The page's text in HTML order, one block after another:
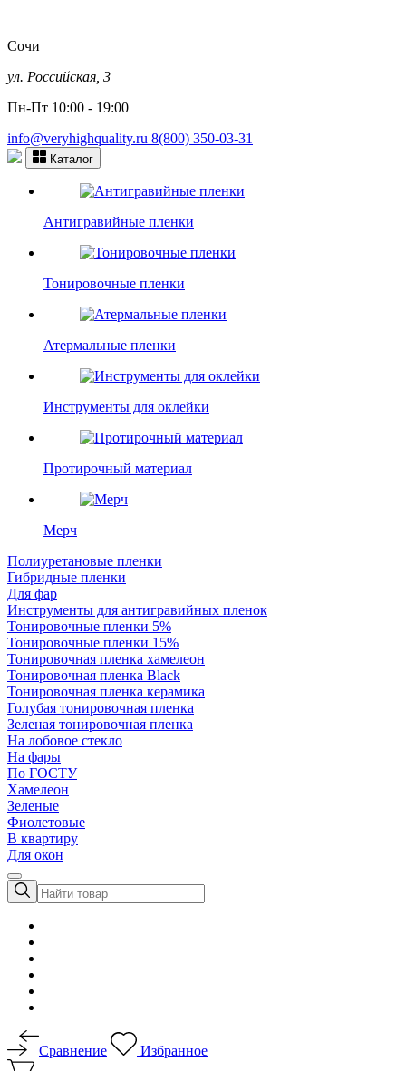
Сочи
ул. Российская, 3
Пн-Пт 10:00 - 19:00
info@veryhighquality.ru 8(800) 350-03-31
Каталог
Антигравийные пленки
Тонировочные пленки
Атермальные пленки
Инструменты для оклейки
Протирочный материал
Мерч
Полиуретановые пленки
Гибридные пленки
Для фар
Инструменты для антигравийных пленок
Тонировочные пленки 5%
Тонировочные пленки 15%
Тонировочная пленка хамелеон
Тонировочная пленка Black
Тонировочная пленка керамика
Голубая тонировочная пленка
Зеленая тонировочная пленка
На лобовое стекло
На фары
По ГОСТУ
Хамелеон
Зеленые
Фиолетовые
В квартиру
Для окон
Сравнение
Избранное